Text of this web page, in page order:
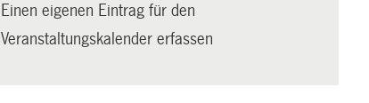
Einen eigenen Eintrag für den
Veranstaltungskalender erfassen